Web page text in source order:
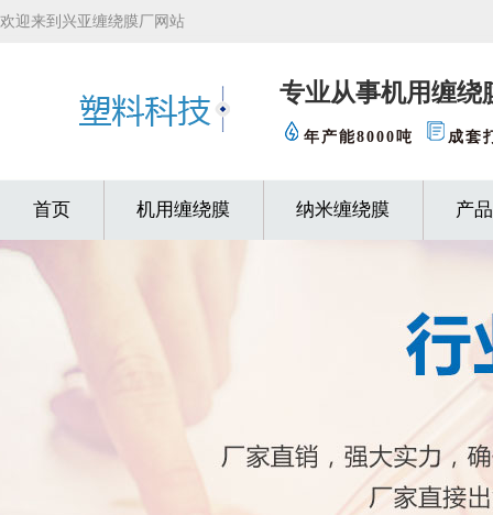
欢迎来到兴亚缠绕膜厂网站
专业从事机用缠绕
年产能8000吨 成套
首页 机用缠绕膜 纳米缠绕膜 产